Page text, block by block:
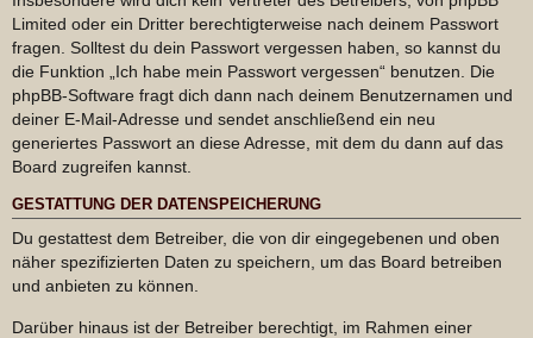
Limited oder ein Dritter berechtigterweise nach deinem Passwort
fragen. Solltest du dein Passwort vergessen haben, so kannst du
die Funktion „Ich habe mein Passwort vergessen“ benutzen. Die
phpBB-Software fragt dich dann nach deinem Benutzernamen und
deiner E-Mail-Adresse und sendet anschließend ein neu
generiertes Passwort an diese Adresse, mit dem du dann auf das
Board zugreifen kannst.
GESTATTUNG DER DATENSPEICHERUNG
Du gestattest dem Betreiber, die von dir eingegebenen und oben
näher spezifizierten Daten zu speichern, um das Board betreiben
und anbieten zu können.
Darüber hinaus ist der Betreiber berechtigt, im Rahmen einer